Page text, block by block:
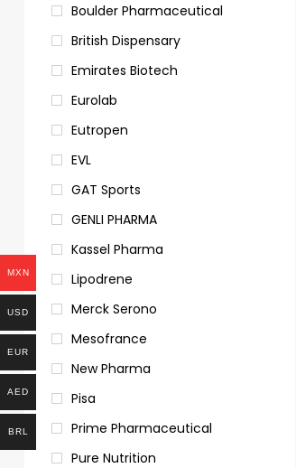
Boulder Pharmaceutical
British Dispensary
Emirates Biotech
Eurolab
Eutropen
EVL
GAT Sports
GENLI PHARMA
Kassel Pharma
Lipodrene
Merck Serono
Mesofrance
New Pharma
Pisa
Prime Pharmaceutical
Pure Nutrition
MXN
USD
EUR
AED
BRL